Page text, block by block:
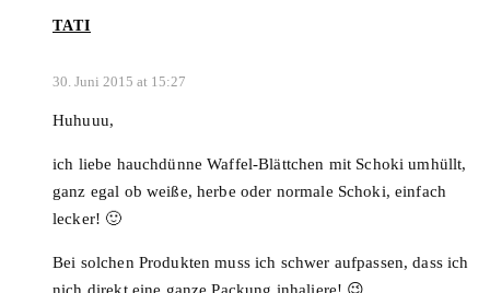
TATI
30. Juni 2015 at 15:27
Huhuuu,
ich liebe hauchdünne Waffel-Blättchen mit Schoki umhüllt,
ganz egal ob weiße, herbe oder normale Schoki, einfach
lecker! 🙂
Bei solchen Produkten muss ich schwer aufpassen, dass ich
nich direkt eine ganze Packung inhaliere! 😉